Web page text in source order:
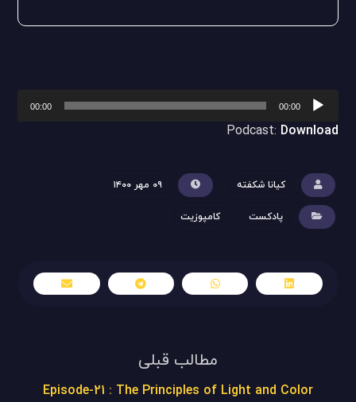
پخش‌کننده00:00
00:00
Podcast: Download
کیانا شکفته ۰۹ مهر ۱۴۰۰
پادکست کامپوزیت
مطالب قبلی
Episode-21 : The Principles of Light and Color